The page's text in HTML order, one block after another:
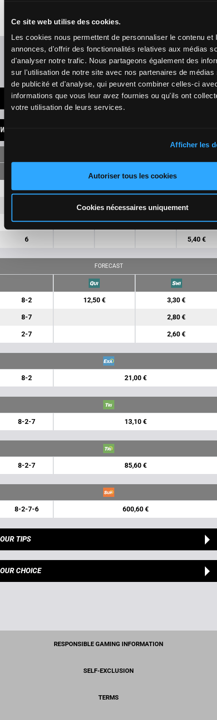
Ce site web utilise des cookies.
Les cookies nous permettent de personnaliser le contenu et
annonces, d'offrir des fonctionnalités relatives aux médias
d'analyser notre trafic. Nous partageons également des
sur l'utilisation de notre site avec nos partenaires de médias
de publicité et d'analyse, qui peuvent combiner celles-ci
informations que vous leur avez fournies ou qu'ils ont
votre utilisation de leurs services.
Afficher les
Autoriser tous les cookies
Cookies nécessaires uniquement
4a 5a (23) 0a
Refresh odds
Presence of favorite horses
LATEST NEWS
WINNINGS
4,20 € 1,10 €
7 1,10 €
6 5,40 €
FORECAST
8-2 12,50 € 3,30 €
8-7 2,80 €
2-7 2,60 €
8-2 21,00 €
8-2-7 13,10 €
8-2-7 85,60 €
8-2-7-6 600,60 €
OUR TIPS
OUR CHOICE
RESPONSIBLE GAMING INFORMATION
SELF-EXCLUSION
TERMS